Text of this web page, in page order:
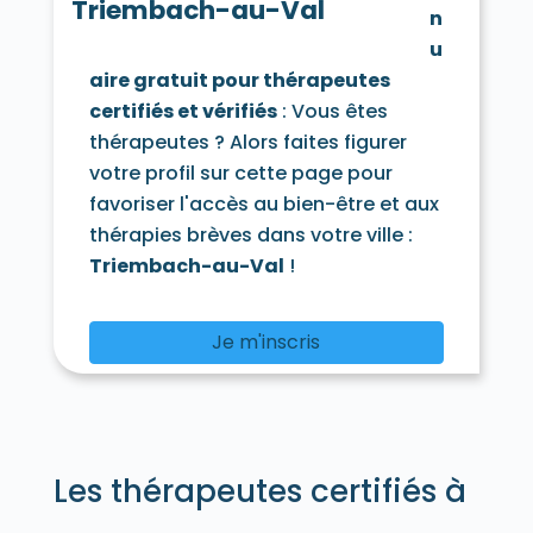
Fessenheim-le-Bas 67117
Flexbourg 67310
Forstfeld 67480
Forstheim 67580
Fort-Louis 67480
Fouday 67130
Friedolsheim 67490
Friesenheim 67860
Frœschwiller 67360
Frohmuhl 67290
Furchhausen 67700
Furdenheim 67117
Gambsheim 67760
Geispolsheim 67118
Geiswiller 67270
Gerstheim 67150
Gertwiller 67140
Gœrlingen 67320
Gœrsdorf 67360
Gottenhouse 67700
Gottesheim 67490
Gougenheim 67270
Goxwiller 67210
Griesheim-près-Molsheim 67870
Griesheim-sur-Souffel 67370
Triembach-au-Val
n
u
aire gratuit pour thérapeutes
certifiés et vérifiés: Vous êtes
thérapeutes ? Alors faites figurer
votre profil sur cette page pour
favoriser l'accès au bien-être et aux
thérapies brèves dans votre ville :
Triembach-au-Val !
Je m'inscris
Les thérapeutes certifiés à